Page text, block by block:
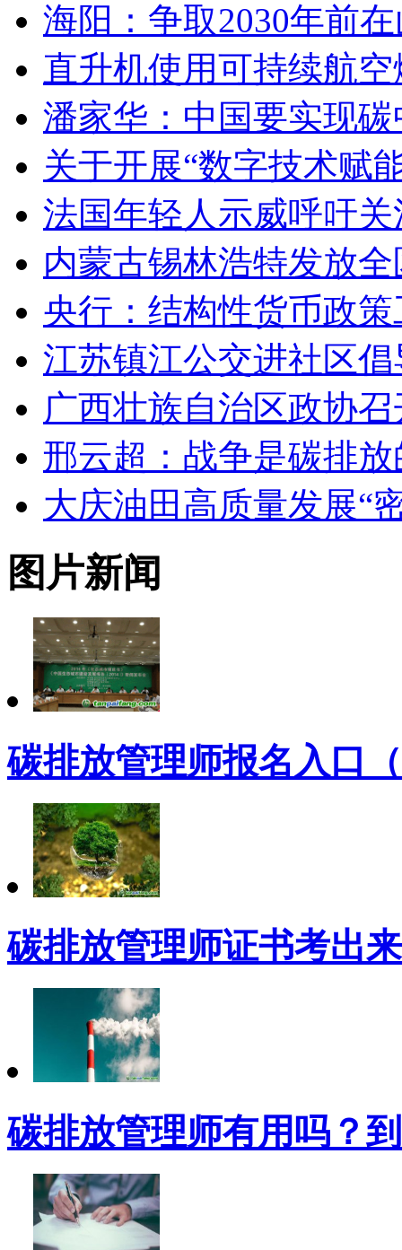
海阳：争取2030年前
直升机使用可持续航
潘家华：中国要实现
关于开展“数字技术赋
法国年轻人示威呼吁
内蒙古锡林浩特发放
央行：结构性货币政
江苏镇江公交进社区
广西壮族自治区政协
邢云超：战争是碳排
大庆油田高质量发展“
图片新闻
碳排放管理师报名入口
碳排放管理师证书考出
碳排放管理师有用吗？